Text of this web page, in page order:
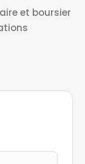
et boursier